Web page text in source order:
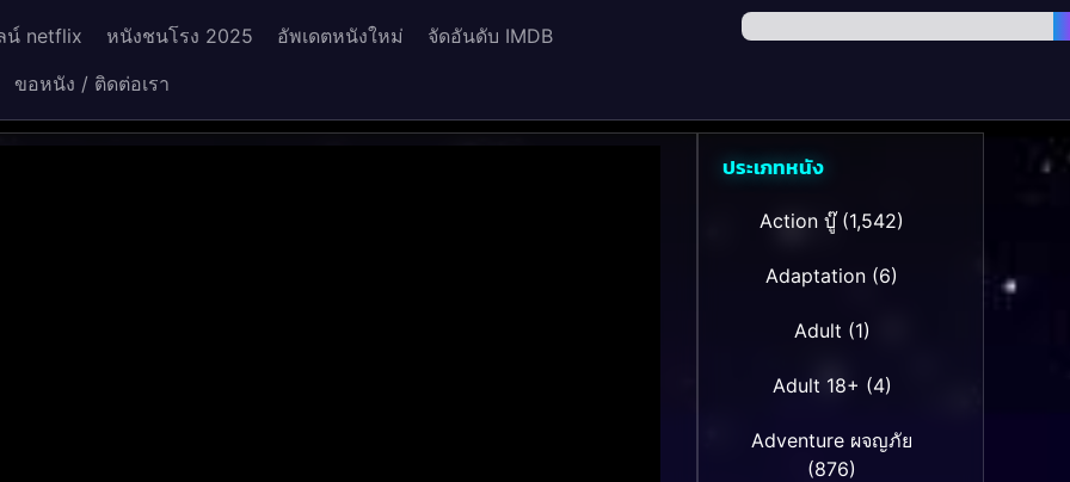
น์ netflix หนังชนโรง 2025 อัพเดตหนังใหม่
จัดอันดับ IMDB
ขอหนัง / ติดต่อเรา
ประเภทหนัง
Action บู๊(1,542)
Adaptation (6)
Adult (1)
Adult 18+ (4)
Adventure ผจญภัย
(876)